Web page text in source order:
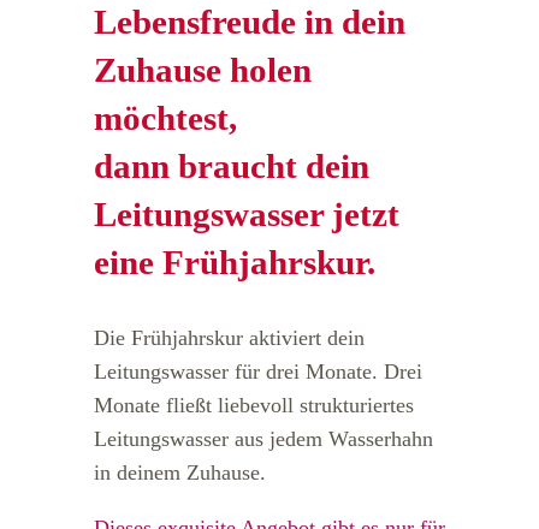
Lebensfreude in dein
Zuhause holen
möchtest,
dann braucht dein
Leitungswasser jetzt
eine Frühjahrskur.
Die Frühjahrskur aktiviert dein
Leitungswasser für drei Monate. Drei
Monate fließt liebevoll strukturiertes
Leitungswasser aus jedem Wasserhahn
in deinem Zuhause.